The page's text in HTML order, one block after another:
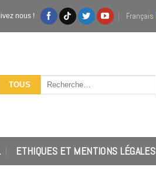
nous ! Français
TOUS
Recherche
ETHIQUES ET MENTIONS LÉGALES